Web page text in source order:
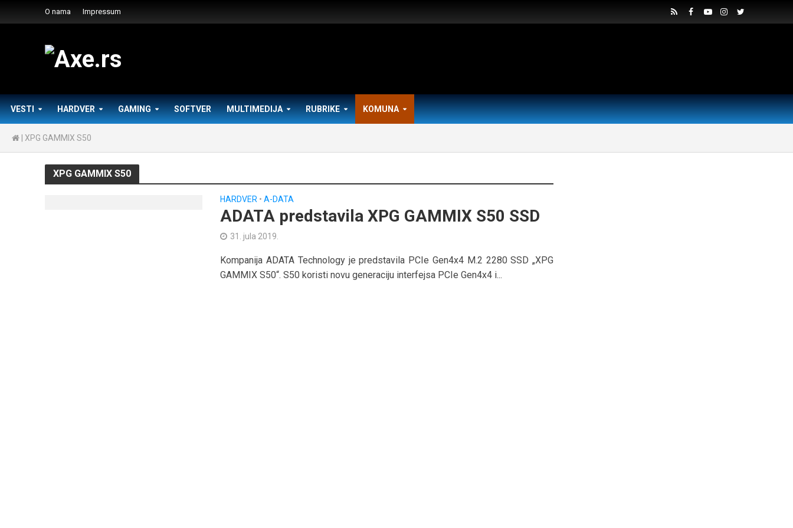
O nama Impressum
VESTI HARDVER GAMING SOFTVER MULTIMEDIJA RUBRIKE KOMUNA
XPG GAMMIX S50
XPG GAMMIX S50
HARDVER • A-DATA
ADATA predstavila XPG GAMMIX S50 SSD
31. jula 2019.
Kompanija ADATA Technology je predstavila PCIe Gen4x4 M.2 2280 SSD „XPG
GAMMIX S50“. S50 koristi novu generaciju interfejsa PCIe Gen4x4 i...